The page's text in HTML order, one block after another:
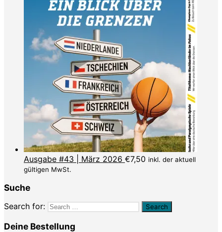
Ausgabe #43 | März 2026 €7,50 inkl. der aktuell
gültigen MwSt.
Suche
Search for:
Deine Bestellung